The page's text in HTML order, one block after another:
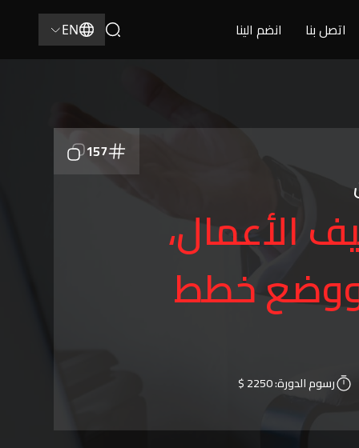
اتصل بنا انضم الينا EN
157
الأعمال،
ووضع خطط
رسوم الدورة:2250 $